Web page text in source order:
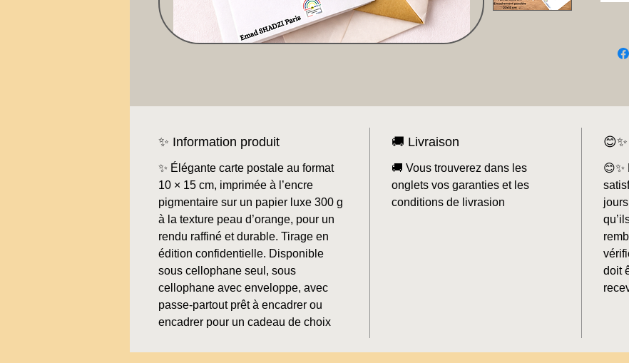
✨ Information produit
✨ Élégante carte postale au format
10 × 15 cm, imprimée à l’encre
pigmentaire sur un papier luxe 300 g
à la texture peau d’orange, pour un
rendu raffiné et durable. Tirage en
édition confidentielle. Disponible
sous cellophane seul, sous
cellophane avec enveloppe, avec
passe-partout prêt à encadrer ou
encadrer pour un cadeau de choix
🚚 Livraison
🚚 Vous trouverez dans les
onglets vos garanties et les
conditions de livrasion
😊✨
doit